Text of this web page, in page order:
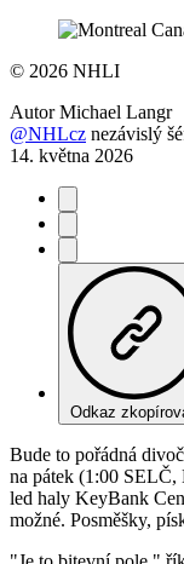
© 2026 NHLI
Autor Michael Langr
@NHLcz nezávislý
14. května 2026
Odkaz
Bude to pořádná
na pátek (1:00
led haly KeyBank
možné. Posměšky,